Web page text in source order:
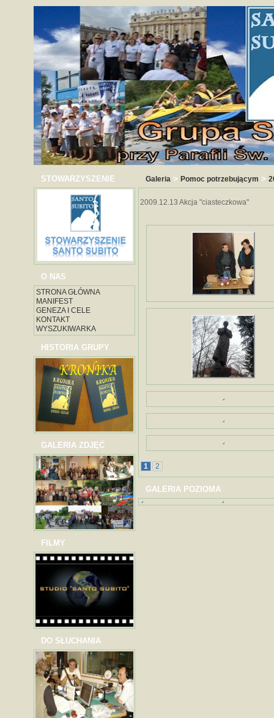
STOWARZYSZENIE
O NAS
STRONA GŁÓWNA
MANIFEST
GENEZA I CELE
KONTAKT
WYSZUKIWARKA
HISTORIA GRUPY
GALERIA ZDJĘĆ
FILMY
DO SŁUCHANIA
Galeria > Pomoc potrzebującym >
2009.12.13 Akcja "ciasteczkowa"
1 2
GALERIA POZIOMA